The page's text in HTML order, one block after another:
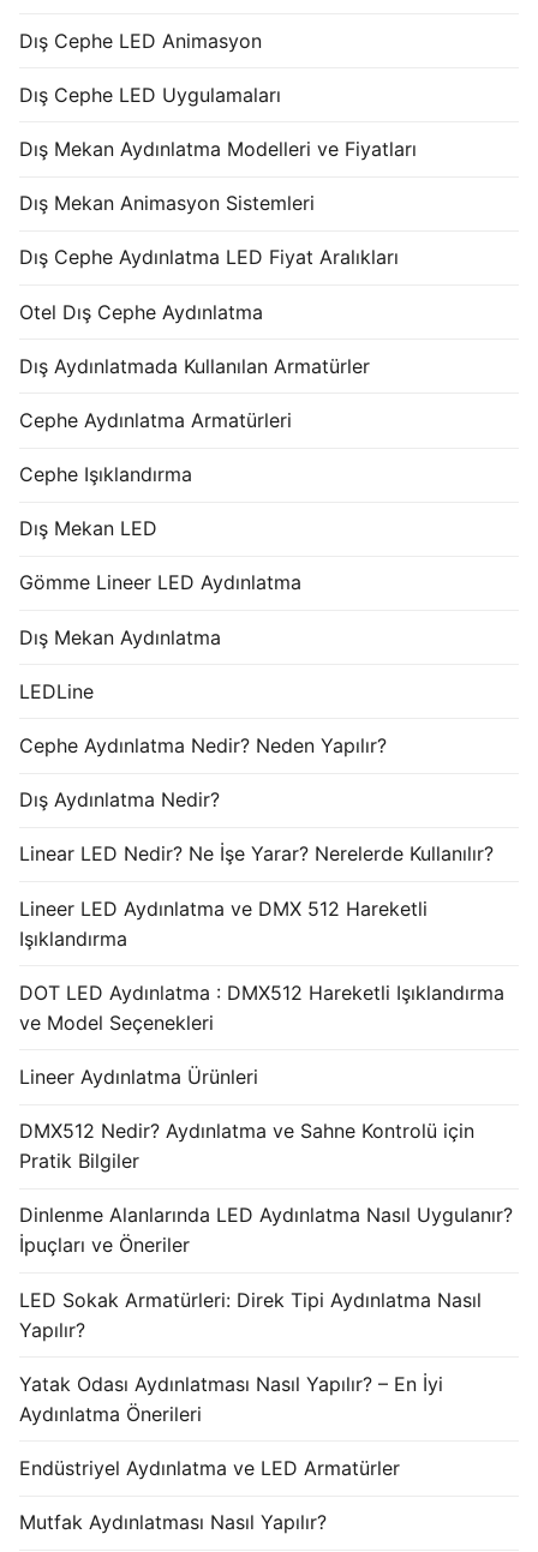
Dış Cephe LED Animasyon
Dış Cephe LED Uygulamaları
Dış Mekan Aydınlatma Modelleri ve Fiyatları
Dış Mekan Animasyon Sistemleri
Dış Cephe Aydınlatma LED Fiyat Aralıkları
Otel Dış Cephe Aydınlatma
Dış Aydınlatmada Kullanılan Armatürler
Cephe Aydınlatma Armatürleri
Cephe Işıklandırma
Dış Mekan LED
Gömme Lineer LED Aydınlatma
Dış Mekan Aydınlatma
LEDLine
Cephe Aydınlatma Nedir? Neden Yapılır?
Dış Aydınlatma Nedir?
Linear LED Nedir? Ne İşe Yarar? Nerelerde Kullanılır?
Lineer LED Aydınlatma ve DMX 512 Hareketli
Işıklandırma
DOT LED Aydınlatma : DMX512 Hareketli Işıklandırma
ve Model Seçenekleri
Lineer Aydınlatma Ürünleri
DMX512 Nedir? Aydınlatma ve Sahne Kontrolü için
Pratik Bilgiler
Dinlenme Alanlarında LED Aydınlatma Nasıl Uygulanır?
İpuçları ve Öneriler
LED Sokak Armatürleri: Direk Tipi Aydınlatma Nasıl
Yapılır?
Yatak Odası Aydınlatması Nasıl Yapılır? – En İyi
Aydınlatma Önerileri
Endüstriyel Aydınlatma ve LED Armatürler
Mutfak Aydınlatması Nasıl Yapılır?